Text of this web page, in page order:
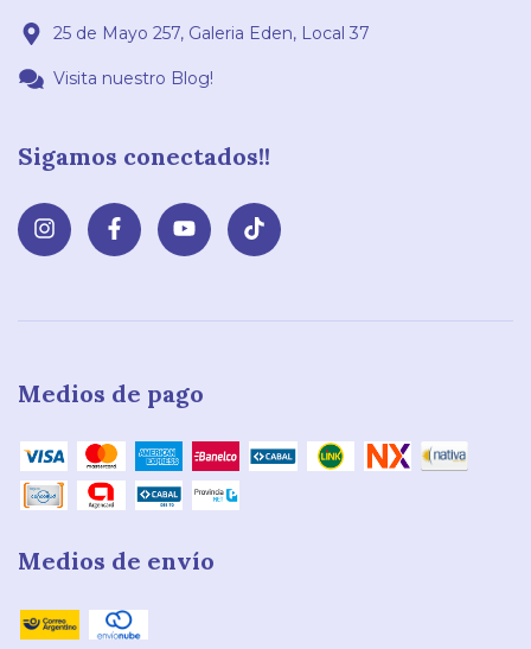
25 de Mayo 257, Galeria Eden, Local 37
Visita nuestro Blog!
Sigamos conectados!!
Medios de pago
Medios de envío